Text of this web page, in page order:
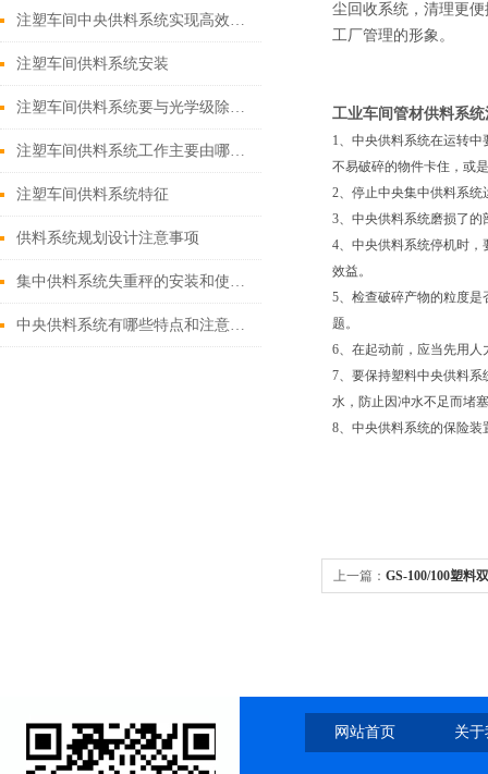
注塑车间中央供料系统实现高效、稳定注塑生产
注塑车间供料系统安装
注塑车间供料系统要与光学级除湿干燥机配合使用
注塑车间供料系统工作主要由哪些步骤来完成？
注塑车间供料系统特征
供料系统规划设计注意事项
集中供料系统失重秤的安装和使用要注意这些
中央供料系统有哪些特点和注意事项
尘回收系统，清理更
工厂管理的形象。
工业车间管材供料系统
1、中央供料系统在运转
不易破碎的物件卡住，或
2、停止中央集中供料系
3、中央供料系统磨损了
4、中央供料系统停机时
效益。
5、检查破碎产物的粒度
题。
6、在起动前，应当先用
7、要保持塑料中央供料
水，防止因冲水不足而堵
8、中央供料系统的保险
上一篇： GS-100/100塑料
网站首页 关